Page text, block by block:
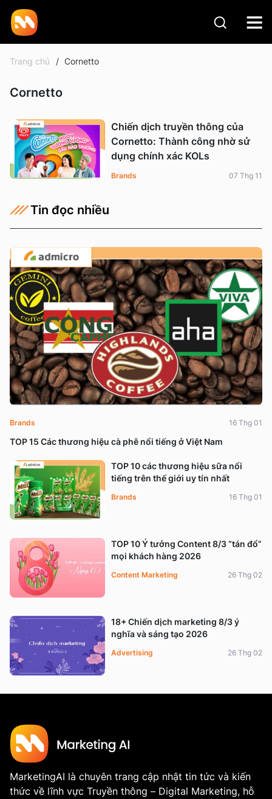
Trang chủ Cornetto
Cornetto
Chiến dịch truyền thông của
Cornetto: Thành công nhờ sử
dụng chính xác KOLs
Brands 07 Thg 11
Tin đọc nhiều
TOP 15 Các thương hiệu cà phê nổi tiếng ở Việt Nam
Brands 16 Thg 01
TOP 10 các thương hiệu sữa nổi
tiếng trên thế giới uy tín nhất
Brands 16 Thg 01
TOP 10 Ý tưởng Content 8/3 “tán đổ”
mọi khách hàng 2026
Content Marketing 26 Thg 02
18+ Chiến dịch marketing 8/3 ý
nghĩa và sáng tạo 2026
Advertising 26 Thg 02
MarketingAI là chuyên trang cập nhật tin tức và kiến
thức về lĩnh vực Truyền thông – Digital Marketing, hỗ